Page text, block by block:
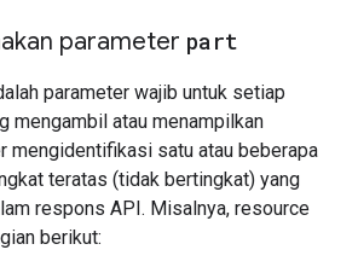
parameter part
parameter wajib untuk setiap
mengambil atau menampilkan
mengidentifikasi satu atau beberapa
teratas (tidak bertingkat) yang
respons API. Misalnya, resource
berikut: